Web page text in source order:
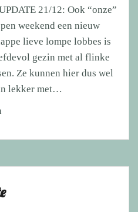
21/12: Ook “onze”
weekend een nieuw
lieve lompe lobbes is
gezin met al flinke
Ze kunnen hier dus wel
lekker met…
Bully
heeft